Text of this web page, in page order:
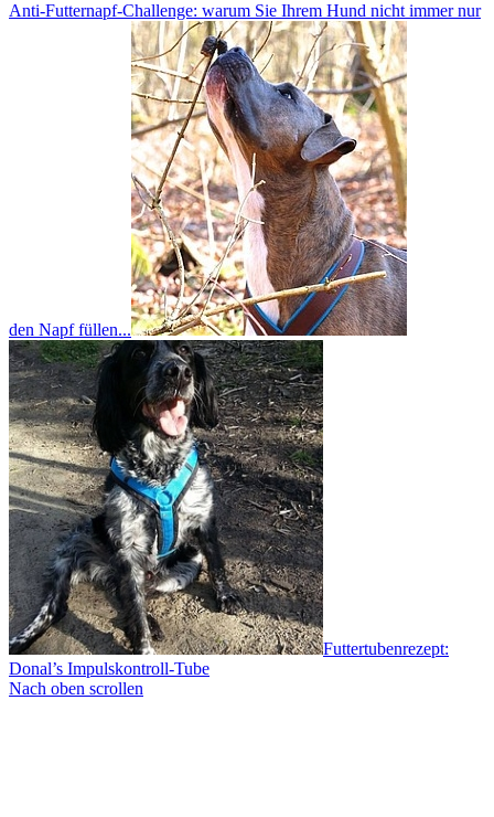
Anti-Futternapf-Challenge: warum Sie Ihrem Hund nicht immer nur
den Napf füllen...
Futtertubenrezept:
Donal’s Impulskontroll-Tube
Nach oben scrollen